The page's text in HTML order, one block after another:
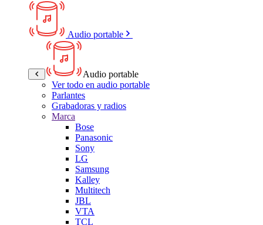
Audio portable
Audio portable
Ver todo en audio portable
Parlantes
Grabadoras y radios
Marca
Bose
Panasonic
Sony
LG
Samsung
Kalley
Multitech
JBL
VTA
TCL